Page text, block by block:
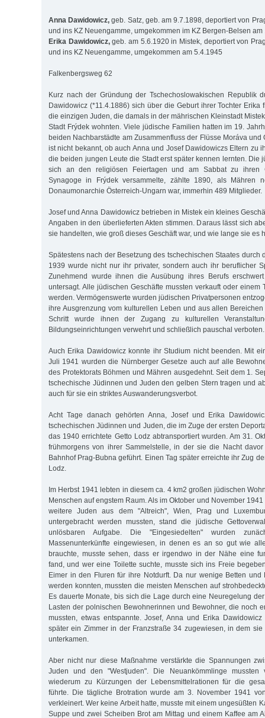
Anna Dawidowicz, geb. Satz, geb. am 9.7.1898, deportiert von
und ins KZ Neuengamme, umgekommen im KZ Bergen-Belsen am
Erika Dawidowicz,geb. am 5.6.1920 in Mistek, deportiert von
und ins KZ Neuengamme, umgekommen am 5.4.1945
Falkenbergsweg 62
Kurz nach der Gründung der Tschechoslowakischen Republik
Dawidowicz (*11.4.1886) sich über die Geburt ihrer Tochter Erika
die einzigen Juden, die damals in der mährischen Kleinstadt
Stadt Frýdek wohnten. Viele jüdische Familien hatten im 19.
beiden Nachbarstädte am Zusammenfluss der Flüsse Moráva und
ist nicht bekannt, ob auch Anna und Josef Dawidowiczs Eltern zu
die beiden jungen Leute die Stadt erst später kennen lernten. Die
sich an den religiösen Feiertagen und am Sabbat zu ihren
Synagoge in Frýdek versammelte, zählte 1890, als Mähren
Donaumonarchie Österreich-Ungarn war, immerhin 489 Mitglieder.
Josef und Anna Dawidowicz betrieben in Mistek ein kleines
Angaben in den überlieferten Akten stimmen. Daraus lässt sich
sie handelten, wie groß dieses Geschäft war, und wie lange sie es
Spätestens nach der Besetzung des tschechischen Staates durch
1939 wurde nicht nur ihr privater, sondern auch ihr beruflicher
Zunehmend wurde ihnen die Ausübung ihres Berufs
untersagt. Alle jüdischen Geschäfte mussten verkauft oder einem
werden. Vermögenswerte wurden jüdischen Privatpersonen
ihre Ausgrenzung vom kulturellen Leben und aus allen
Schritt wurde ihnen der Zugang zu kulturellen
Bildungseinrichtungen verwehrt und schließlich pauschal verboten.
Auch Erika Dawidowicz konnte ihr Studium nicht beenden. Mit
Juli 1941 wurden die Nürnberger Gesetze auch auf alle
des Protektorats Böhmen und Mähren ausgedehnt. Seit dem 1.
tschechische Jüdinnen und Juden den gelben Stern tragen und
auch für sie ein striktes Auswanderungsverbot.
Acht Tage danach gehörten Anna, Josef und Erika
tschechischen Jüdinnen und Juden, die im Zuge der ersten
das 1940 errichtete Getto Lodz abtransportiert wurden. Am 31.
frühmorgens von ihrer Sammelstelle, in der sie die Nacht
Bahnhof Prag-Bubna geführt. Einen Tag später erreichte ihr Zug
Lodz.
Im Herbst 1941 lebten in diesem ca. 4 km2 großen jüdischen
Menschen auf engstem Raum. Als im Oktober und November
weitere Juden aus dem "Altreich", Wien, Prag und
untergebracht werden mussten, stand die jüdische
unlösbaren Aufgabe. Die "Eingesiedelten" wurden
Massenunterkünfte eingewiesen, in denen es an so gut wie
brauchte, musste sehen, dass er irgendwo in der Nähe eine
fand, und wer eine Toilette suchte, musste sich ins Freie
Eimer in den Fluren für ihre Notdurft. Da nur wenige Betten und
werden konnten, mussten die meisten Menschen auf
Es dauerte Monate, bis sich die Lage durch eine Neuregelung
Lasten der polnischen Bewohnerinnen und Bewohner, die noch
mussten, etwas entspannte. Josef, Anna und Erika
später ein Zimmer in der Franzstraße 34 zugewiesen, in dem sie
unterkamen.
Aber nicht nur diese Maßnahme verstärkte die Spannungen
Juden und den "Westjuden". Die Neuankömmlinge mussten
wiederum zu Kürzungen der Lebensmittelrationen für die
führte. Die tägliche Brotration wurde am 3. November 1941
verkleinert. Wer keine Arbeit hatte, musste mit einem ungesüßten
Suppe und zwei Scheiben Brot am Mittag und einem Kaffee am